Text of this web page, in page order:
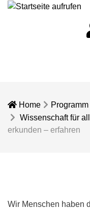
Home Programm
Wissenschaft für
erkunden – erfahren
Wir Menschen haben